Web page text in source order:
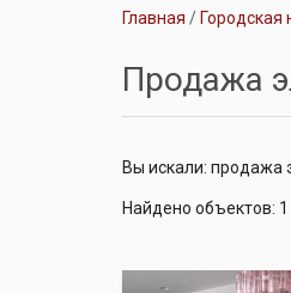
Главная
Продажа
Вы искали:
Найдено объектов: 1